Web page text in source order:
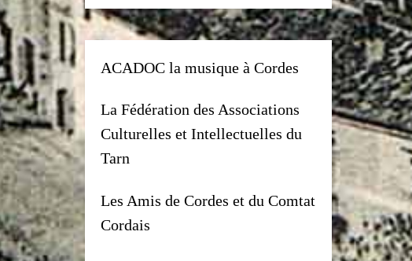
ACADOC la musique à Cordes
La Fédération des Associations
Culturelles et Intellectuelles du
Tarn
Les Amis de Cordes et du Comtat
Cordais